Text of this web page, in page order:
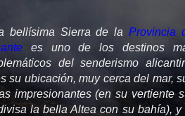
bellísima Sierra de laProvincia
es uno de los destinos
del senderismo
su ubicación, muy cerca del mar,
impresionantes (en su vertiente
la bella Altea con su bahía), y